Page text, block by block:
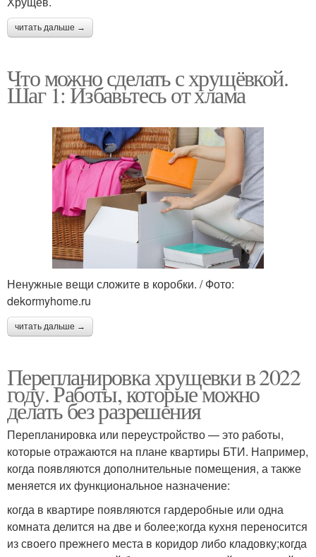
читать дальше →
Что можно сделать с хрущёвкой.
Шаг 1: Избавьтесь от хлама
Ненужные вещи сложите в коробки. / Фото:
dekormyhome.ru
читать дальше →
Перепланировка хрущевки в 2022
году. Работы, которые можно
делать без разрешения
Перепланировка или переустройство — это работы,
которые отражаются на плане квартиры БТИ. Например,
когда появляются дополнительные помещения, а также
меняется их функциональное назначение:
когда в квартире появляются гардеробные или одна
комната делится на две и более;когда кухня переносится
из своего прежнего места в коридор либо кладовку;когда